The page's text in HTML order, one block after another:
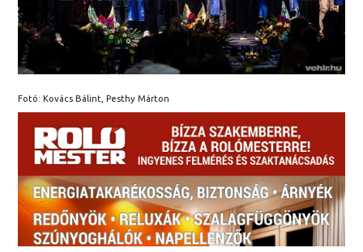
Fotó: Kovács Bálint, Pesthy Márton